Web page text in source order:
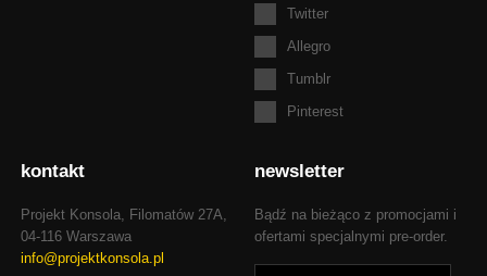
Twitter
Allegro
Tumblr
Pinterest
kontakt
Projekt Konsola, Filomatów 27A,
04-116 Warszawa
info@projektkonsola.pl
newsletter
Bądź na bieżąco z promocjami i
ofertami specjalnymi pre-order.